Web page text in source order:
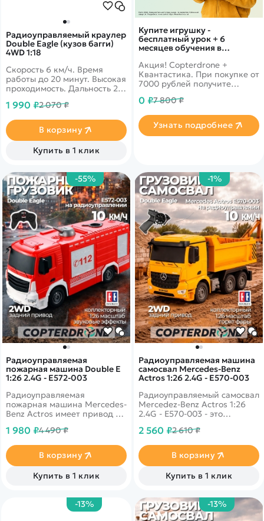
Купите игрушку -
бесплатный урок + 6
месяцев обучения в
Акция! Copterdrone +
Квантастика. При покупке от
7000 рублей получите
нашего партнера
0 ₽7 800 ₽
Узнать подробнее
Радиоуправляемый краулер
Double Eagle (кузов багги)
4WD 1:18
Скорость 6 км/ч. Время
работы до 20 минут. Высокая
проходимость. Дальность 20
1 990 ₽2 070 ₽
В корзину
Купить в 1 клик
-55%
Радиоуправляемая
пожарная машина Double E
1:26 2.4G - E572-003
Радиоуправляемая
пожарная машина Mercedes-
Benz Actros имеет привод на
масштабе 1:26.
дистанционного управления
на помехозащищенной
частоте 2.4Ghz позволяет
контролировать движение
вправо/влево. Модель
оснащена действующей
1 980 ₽4 490 ₽
В корзину
Купить в 1 клик
-1%
Радиоуправляемая машина
самосвал Mercedes-Benz
Actros 1:26 2.4G - E570-003
Радиоуправляемый самосвал
Mercedez-Benz Actros 1:26
2.4G - E570-003 - это
самосвала фирмы Mercedez-
Eagle.
2 560 ₽2 610 ₽
В корзину
Купить в 1 клик
-13% -13%